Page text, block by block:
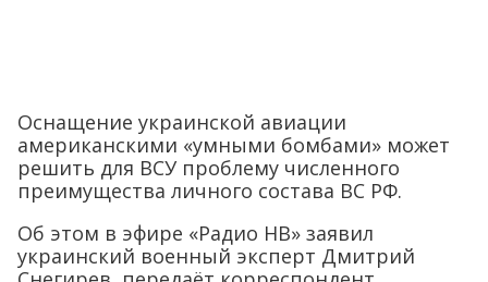
Оснащение украинской авиации
американскими «умными бомбами» может
решить для ВСУ проблему численного
преимущества личного состава ВС РФ.
Об этом в эфире «Радио НВ» заявил
украинский военный эксперт Дмитрий